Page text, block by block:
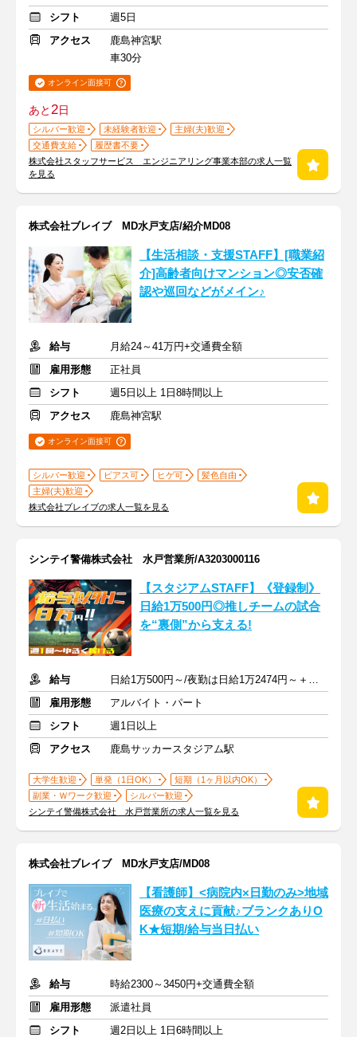
シフト
週5日
アクセス
鹿島神宮駅
車30分
オンライン面接可
あと2日
シルバー歓迎 未経験者歓迎
主婦(夫)歓迎
交通費支給
履歴書不要
株式会社スタッフサービス エンジニアリング事業本部の求人一覧
を見る
株式会社ブレイブ MD水戸支店/紹介MD08
【生活相談・支援STAFF】[職業紹
介]高齢者向けマンション◎安否確
認や巡回などがメイン♪
給与
月給24～41万円+交通費全額
雇用形態
正社員
シフト
週5日以上 1日8時間以上
アクセス
鹿島神宮駅
オンライン面接可
シルバー歓迎 ピアス可 ヒゲ可
髪色自由
主婦(夫)歓迎
株式会社ブレイブの求人一覧を見る
シンテイ警備株式会社 水戸営業所/A3203000116
【スタジアムSTAFF】《登録制》
日給1万500円◎推しチームの試合
を“裏側”から支える!
給与
日給1万500円～/夜勤は日給1万2474円～＋交通費※各種手当含む
雇用形態
アルバイト・パート
シフト
週1日以上
アクセス
鹿島サッカースタジアム駅
大学生歓迎 単発（1日OK）
短期（1ヶ月以内OK）
副業・Ｗワーク歓迎
シルバー歓迎
シンテイ警備株式会社 水戸営業所の求人一覧を見る
株式会社ブレイブ MD水戸支店/MD08
【看護師】<病院内×日勤のみ>地域
医療の支えに貢献♪ブランクありO
K★短期/給与当日払い
給与
時給2300～3450円+交通費全額
雇用形態
派遣社員
シフト
週2日以上 1日6時間以上